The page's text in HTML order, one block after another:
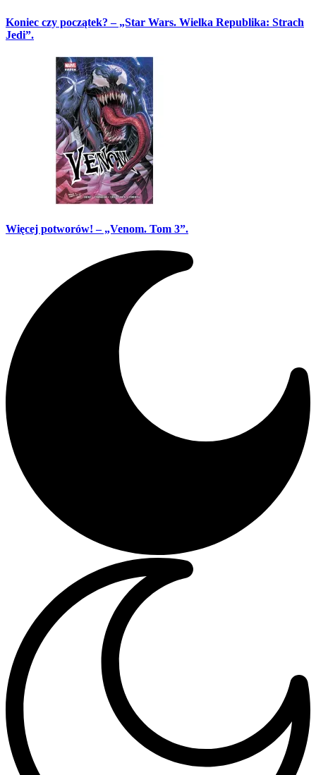
Koniec czy początek? – „Star Wars. Wielka Republika: Strach
Jedi”.
Więcej potworów! – „Venom. Tom 3”.